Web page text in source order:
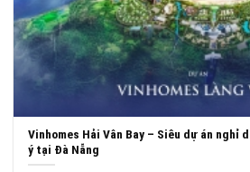
Vinhomes Hải Vân Bay – Siêu dự án nghỉ
ý tại Đà Nẵng